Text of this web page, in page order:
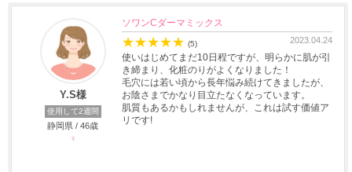
Y.S様
使用して2週間
静岡県 / 46歳
♀
ソワンCダーマミックス
★★★★★ (5) 2023.04.24
使いはじめてまだ10日程ですが、明らかに肌が引
き締まり、化粧のりがよくなりました！
毛穴には若い頃から長年悩み続けてきましたが、
お陰さまでかなり目立たなくなっています。
肌質もあるかもしれませんが、これは試す価値ア
リです!